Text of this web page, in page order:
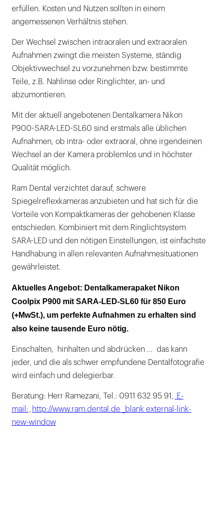
erfüllen. Kosten und Nutzen sollten in einem
angemessenen Verhältnis stehen.
Der Wechsel zwischen intraoralen und extraoralen
Aufnahmen zwingt die meisten Systeme, ständig
Objektivwechsel zu vorzunehmen bzw. bestimmte
Teile, z.B. Nahlinse oder Ringlichter, an- und
abzumontieren.
Mit der aktuell angebotenen Dentalkamera Nikon
P900-SARA-LED-SL60 sind erstmals alle üblichen
Aufnahmen, ob intra- oder extraoral, ohne irgendeinen
Wechsel an der Kamera problemlos und in höchster
Qualität möglich.
Ram Dental verzichtet darauf, schwere
Spiegelreflexkameras anzubieten und hat sich für die
Vorteile von Kompaktkameras der gehobenen Klasse
entschieden. Kombiniert mit dem Ringlichtsystem
SARA-LED und den nötigen Einstellungen, ist einfachste
Handhabung in allen relevanten Aufnahmesituationen
gewährleistet.
Aktuelles Angebot: Dentalkamerapaket Nikon
Coolpix P900 mit SARA-LED-SL60 für 850 Euro
(+MwSt.), um perfekte Aufnahmen zu erhalten sind
also keine tausende Euro nötig.
Einschalten, hinhalten und abdrücken ... das kann
jeder, und die als schwer empfundene Dentalfotografie
wird einfach und delegierbar.
Beratung: Herr Ramezani, Tel.: 0911 632 95 91,
E-
mail:
http://www.ram.dental.de _blank external-link-
new-window